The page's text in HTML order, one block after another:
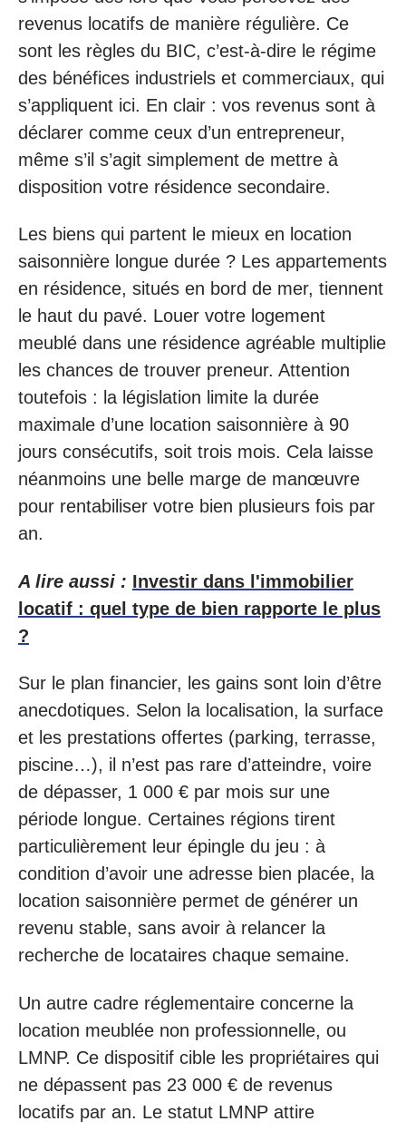
revenus locatifs de manière régulière. Ce
sont les règles du BIC, c’est-à-dire le régime
des bénéfices industriels et commerciaux, qui
s’appliquent ici. En clair : vos revenus sont à
déclarer comme ceux d’un entrepreneur,
même s’il s’agit simplement de mettre à
disposition votre résidence secondaire.
Les biens qui partent le mieux en location
saisonnière longue durée ? Les appartements
en résidence, situés en bord de mer, tiennent
le haut du pavé. Louer votre logement
meublé dans une résidence agréable multiplie
les chances de trouver preneur. Attention
toutefois : la législation limite la durée
maximale d’une location saisonnière à 90
jours consécutifs, soit trois mois. Cela laisse
néanmoins une belle marge de manœuvre
pour rentabiliser votre bien plusieurs fois par
an.
A lire aussi : Investir dans l'immobilier
locatif : quel type de bien rapporte le plus
?
Sur le plan financier, les gains sont loin d’être
anecdotiques. Selon la localisation, la surface
et les prestations offertes (parking, terrasse,
piscine…), il n’est pas rare d’atteindre, voire
de dépasser, 1 000 € par mois sur une
période longue. Certaines régions tirent
particulièrement leur épingle du jeu : à
condition d’avoir une adresse bien placée, la
location saisonnière permet de générer un
revenu stable, sans avoir à relancer la
recherche de locataires chaque semaine.
Un autre cadre réglementaire concerne la
location meublée non professionnelle, ou
LMNP. Ce dispositif cible les propriétaires qui
ne dépassent pas 23 000 € de revenus
locatifs par an. Le statut LMNP attire